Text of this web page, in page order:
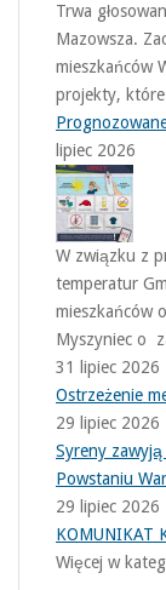
Trwa
Mazowsza.
mieszkańców
projekty,
lipiec 2026
W związku z
temperatur
mieszkańców
Myszyniec o
31 lipiec 2026
Ostrzeżenie
29 lipiec 2026
Syreny
Powstaniu
29 lipiec 2026
KOMUNIKAT
Więcej w